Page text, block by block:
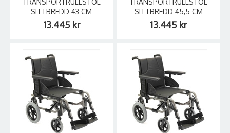
SITTBREDD 43 CM
13.445 kr
SITTBREDD 45,5 CM
13.445 kr